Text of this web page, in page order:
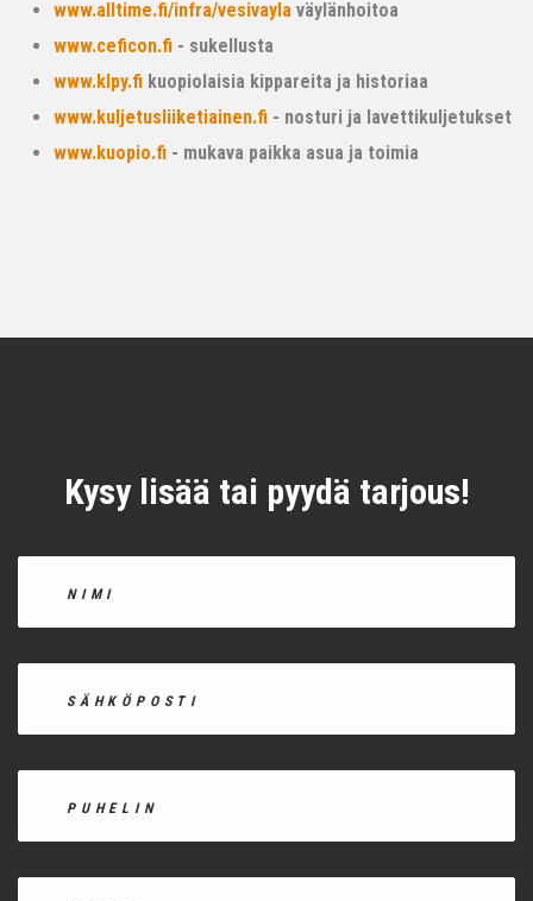
www.alltime.fi/infra/vesivayla väylänhoitoa
www.ceficon.fi - sukellusta
www.klpy.fi kuopiolaisia kippareita ja historiaa
www.kuljetusliiketiainen.fi - nosturi ja lavettikuljetukset
www.kuopio.fi - mukava paikka asua ja toimia
Kysy lisää tai pyydä tarjous!